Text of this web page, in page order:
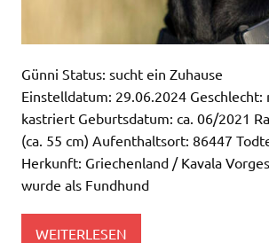
Günni Status: sucht ein Zuhause
Einstelldatum: 29.06.2024 Geschlecht:
kastriert Geburtsdatum: ca. 06/2021
(ca. 55 cm) Aufenthaltsort: 86447
Herkunft: Griechenland / Kavala
wurde als Fundhund
WEITERLESEN